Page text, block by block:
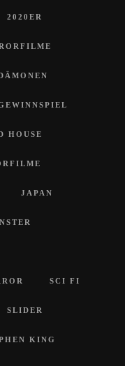
2020ER
HOUSE
JAPAN
SCI FI
SLIDER
KING